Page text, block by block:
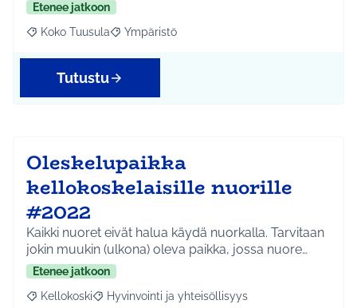
Etenee jatkoon
Rajaa tulokset aihepiirin mukaan: Koko Tuusula
Koko Tuusula Rajaa tulokset teeman mukaan: Ympäristö
Ympäristö
Tutustu
Oleskelupaikka
kellokoskelaisille nuorille
#2022
Kaikki nuoret eivät halua käydä nuorkalla. Tarvitaan
jokin muukin (ulkona) oleva paikka, jossa nuore…
Etenee jatkoon
Rajaa tulokset aihepiirin mukaan: Kellokoski
Kellokoski Rajaa tulokset teeman mukaan: Hyvinvointi ja
Hyvinvointi ja yhteisöllisyys